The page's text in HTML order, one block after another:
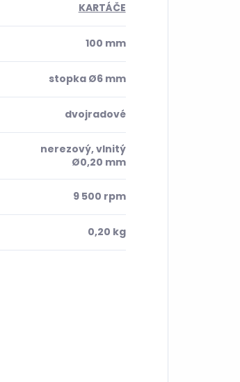
KARTÁČE
100 mm
stopka Ø6 mm
dvojradové
nerezový, vlnitý
Ø0,20 mm
9 500 rpm
0,20 kg